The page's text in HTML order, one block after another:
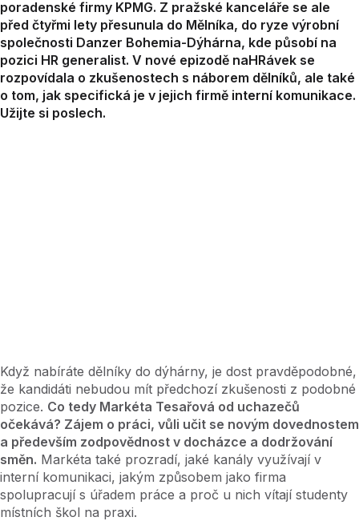
poradenské firmy KPMG. Z pražské kanceláře se ale
před čtyřmi lety přesunula do Mělníka, do ryze výrobní
společnosti Danzer Bohemia-Dýhárna, kde působí na
pozici HR generalist. V nové epizodě naHRávek se
rozpovídala o zkušenostech s náborem dělníků, ale také
o tom, jak specifická je v jejich firmě interní komunikace.
Užijte si poslech.
Když nabíráte dělníky do dýhárny, je dost pravděpodobné,
že kandidáti nebudou mít předchozí zkušenosti z podobné
pozice. Co tedy Markéta Tesařová od uchazečů
očekává? Zájem o práci, vůli učit se novým dovednostem
a především zodpovědnost v docházce a dodržování
směn. Markéta také prozradí, jaké kanály využívají v
interní komunikaci, jakým způsobem jako firma
spolupracují s úřadem práce a proč u nich vítají studenty
místních škol na praxi.